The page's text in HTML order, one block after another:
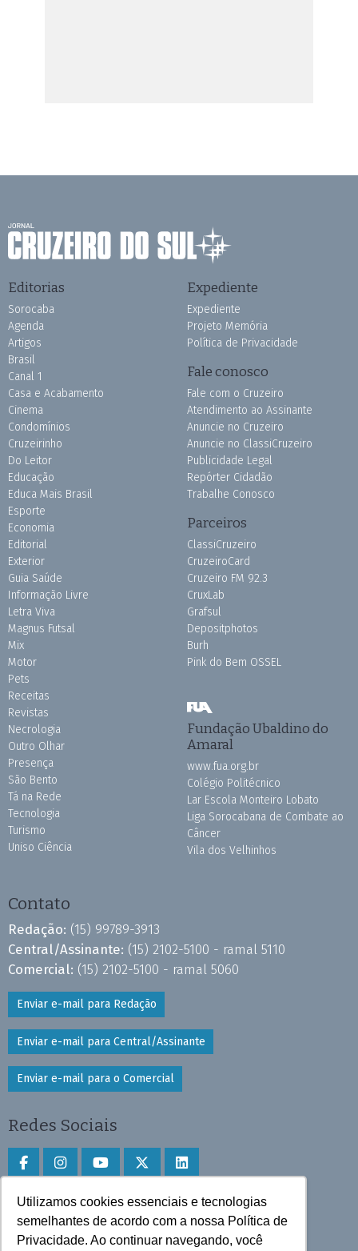
Utilizamos cookies essenciais e tecnologias
semelhantes de acordo com a nossa Política de
Privacidade. Ao continuar navegando, você
Editorias
Sorocaba
Agenda
Artigos
Brasil
Canal 1
Casa e Acabamento
Cinema
Condomínios
Cruzeirinho
Do Leitor
Educação
Educa Mais Brasil
Esporte
Economia
Editorial
Exterior
Guia Saúde
Informação Livre
Letra Viva
Magnus Futsal
Mix
Motor
Pets
Receitas
Revistas
Necrologia
Outro Olhar
Presença
São Bento
Tá na Rede
Tecnologia
Turismo
Uniso Ciência
Expediente
Expediente
Projeto Memória
Política de Privacidade
Fale conosco
Fale com o Cruzeiro
Atendimento ao Assinante
Anuncie no Cruzeiro
Anuncie no ClassiCruzeiro
Publicidade Legal
Repórter Cidadão
Trabalhe Conosco
Parceiros
ClassiCruzeiro
CruzeiroCard
Cruzeiro FM 92.3
CruxLab
Grafsul
Depositphotos
Burh
Pink do Bem OSSEL
Fundação Ubaldino do
Amaral
www.fua.org.br
Colégio Politécnico
Lar Escola Monteiro Lobato
Liga Sorocabana de Combate ao
Câncer
Vila dos Velhinhos
Contato
Redação: (15) 99789-3913
Central/Assinante: (15) 2102-5100 - ramal 5110
Comercial: (15) 2102-5100 - ramal 5060
Enviar e-mail para Redação
Enviar e-mail para Central/Assinante
Enviar e-mail para o Comercial
Redes Sociais
Faça download do aplicativo
Play Store e App Store